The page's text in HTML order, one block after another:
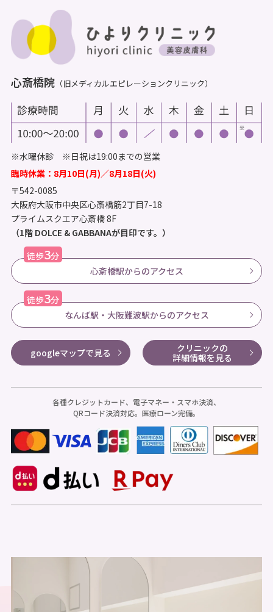
心斎橋院 （旧メディカルエピレーションクリニック）
※水曜休診 ※日祝は19:00までの営業
臨時休業：8月10日(月)／8月18日(火)
〒542-0085
大阪府大阪市中央区心斎橋筋2丁目7-18
プライムスクエア心斎橋 8F
（1階 DOLCE & GABBANAが目印です。）
徒歩3分
心斎橋駅からのアクセス
徒歩3分
なんば駅・大阪難波駅からのアクセス
googleマップで見る
クリニックの
詳細情報を見る
各種クレジットカード、電子マネー・スマホ決済、
QRコード決済対応。医療ローン完備。